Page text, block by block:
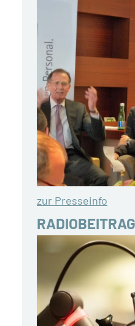
zur Presseinfo
RADIOBEITRAG